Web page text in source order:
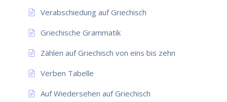
Verabschiedung auf Griechisch
Griechische Grammatik
Zählen auf Griechisch von eins bis zehn
Verben Tabelle
Auf Wiedersehen auf Griechisch